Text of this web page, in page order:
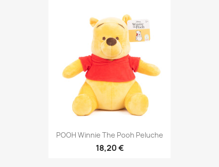
POOH Winnie The Pooh Peluche
18,20 €